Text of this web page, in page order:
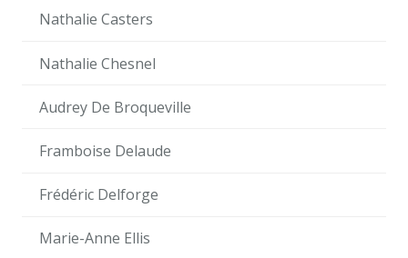
Nathalie Casters
Nathalie Chesnel
Audrey De Broqueville
Framboise Delaude
Frédéric Delforge
Marie-Anne Ellis